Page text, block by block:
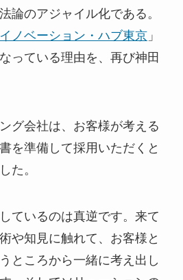
論のアジャイル化である。
ノベーション・ハブ東京」
っている理由を、再び神田
グ会社は、お客様が考える
を準備して採用いただくと
た。
ているのは真逆です。来て
や知見に触れて、お客様と
ところから一緒に考え出し